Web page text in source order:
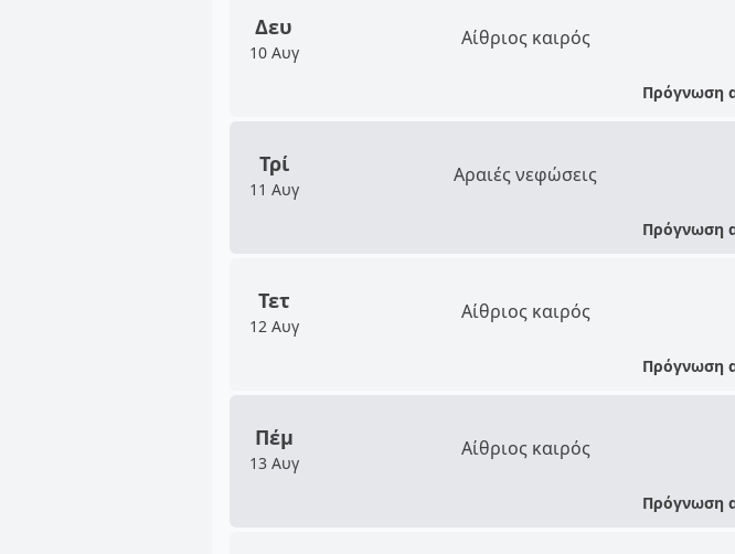
Δευ
10 Αυγ
Αίθριος καιρός
Πρόγνωση
Τρί
11 Αυγ
Αραιές νεφώσεις
Πρόγνωση
Τετ
12 Αυγ
Αίθριος καιρός
Πρόγνωση
Πέμ
13 Αυγ
Αίθριος καιρός
Πρόγνωση